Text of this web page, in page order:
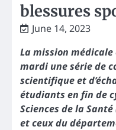
blessures
June 14, 2023
La mission
mardi une série de
scientifique et
étudiants en fin de
Sciences de la Santé
et ceux du